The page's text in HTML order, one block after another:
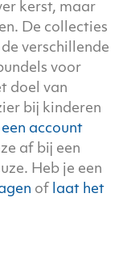
kerst, maar
De collecties
verschillende
voor
doel van
bij kinderen
account
af bij een
Heb je een
of laat het